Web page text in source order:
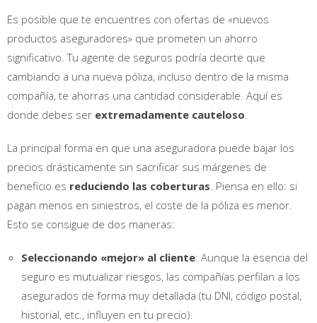
Es posible que te encuentres con ofertas de «nuevos
productos aseguradores» que prometen un ahorro
significativo. Tu agente de seguros podría decirte que
cambiando a una nueva póliza, incluso dentro de la misma
compañía, te ahorras una cantidad considerable. Aquí es
donde debes ser extremadamente cauteloso.
La principal forma en que una aseguradora puede bajar los
precios drásticamente sin sacrificar sus márgenes de
beneficio es reduciendo las coberturas. Piensa en ello: si
pagan menos en siniestros, el coste de la póliza es menor.
Esto se consigue de dos maneras:
Seleccionando «mejor» al cliente: Aunque la esencia del
seguro es mutualizar riesgos, las compañías perfilan a los
asegurados de forma muy detallada (tu DNI, código postal,
historial, etc., influyen en tu precio).